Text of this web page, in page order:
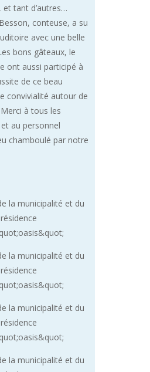
et tant d’autres…
conteuse, a su
avec une belle
bons gâteaux, le
ont aussi participé à
de ce beau
convivialité autour de
à tous les
au personnel
chamboulé par notre